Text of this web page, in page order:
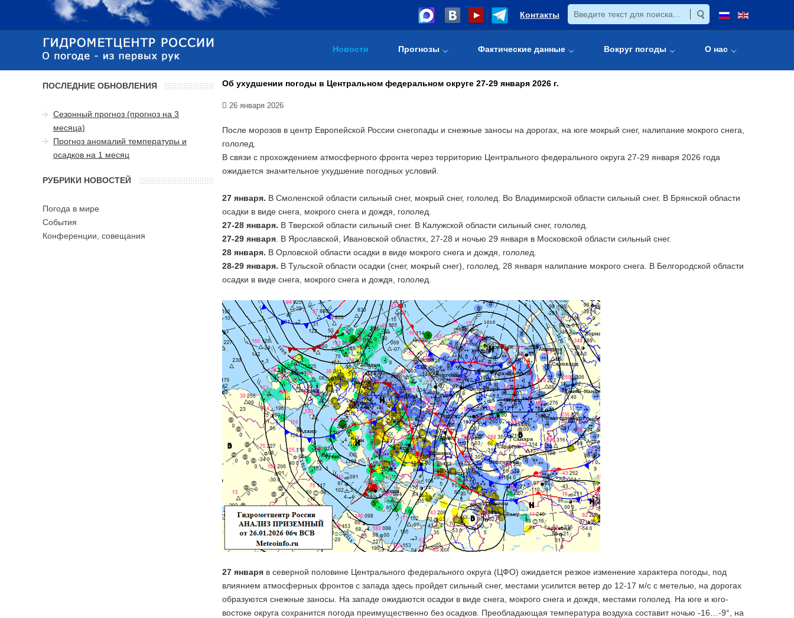
Контакты
Новости Прогнозы Фактические данные Вокруг погоды О нас
Об ухудшении погоды в Центральном федеральном округе 27-29 января 2026 г.
26 января 2026
После морозов в центр Европейской России снегопады и снежные заносы на дорогах, на юге мокрый снег, налипание мокрого снега,
гололед.
В связи с прохождением атмосферного фронта через территорию Центрального федерального округа 27-29 января 2026 года
ожидается значительное ухудшение погодных условий.
27 января. В Смоленской области сильный снег, мокрый снег, гололед. Во Владимирской области сильный снег. В Брянской области
осадки в виде снега, мокрого снега и дождя, гололед.
27-28 января. В Тверской области сильный снег. В Калужской области сильный снег, гололед.
27-29 января. В Ярославской, Ивановской областях, 27-28 и ночью 29 января в Московской области сильный снег.
28 января. В Орловской области осадки в виде мокрого снега и дождя, гололед.
28-29 января. В Тульской области осадки (снег, мокрый снег), гололед, 28 января налипание мокрого снега. В Белгородской области
осадки в виде снега, мокрого снега и дождя, гололед.
27 январяв северной половине Центрального федерального округа (ЦФО) ожидается резкое изменение характера погоды, под
влиянием атмосферных фронтов с запада здесь пройдет сильный снег, местами усилится ветер до 12-17 м/с с метелью, на дорогах
образуются снежные заносы. На западе ожидаются осадки в виде снега, мокрого снега и дождя, местами гололед. На юге и юго-
востоке округа сохранится погода преимущественно без осадков. Преобладающая температура воздуха составит ночью -16…-9°, на
ПОСЛЕДНИЕ ОБНОВЛЕНИЯ
Сезонный прогноз (прогноз на 3
месяца)
Прогноз аномалий температуры и
осадков на 1 месяц
РУБРИКИ НОВОСТЕЙ
Погода в мире
События
Конференции, совещания